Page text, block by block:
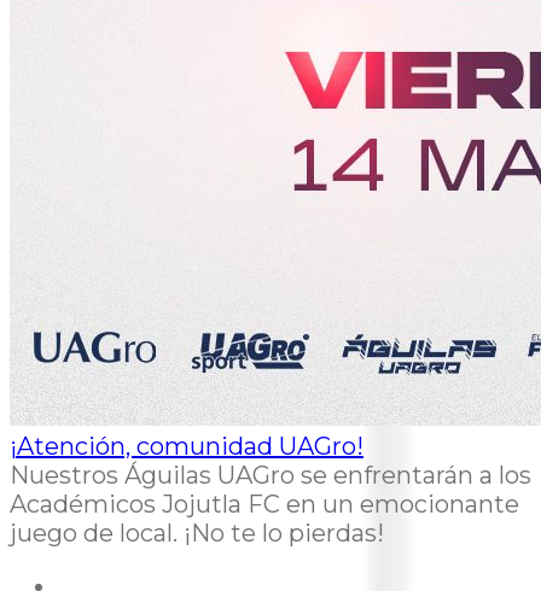
¡Atención, comunidad UAGro!
Nuestros Águilas UAGro se enfrentarán a los
Académicos Jojutla FC en un emocionante
juego de local. ¡No te lo pierdas!